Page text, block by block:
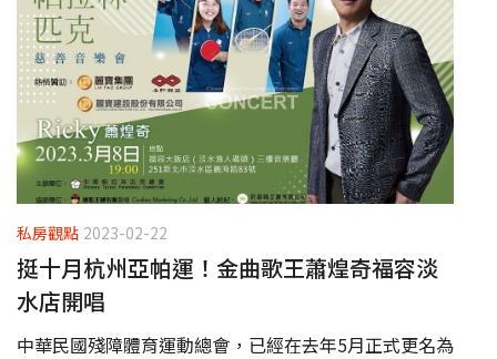
私房觀點 2023-02-22
挺十月杭州亞帕運！金曲歌王蕭煌奇福容淡
水店開唱
中華民國殘障體育運動總會，已經在去年5月正式更名為